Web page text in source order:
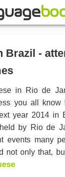
Brazil -
in Rio de
you all
year 2014 in
by Rio de
events many
not only that,